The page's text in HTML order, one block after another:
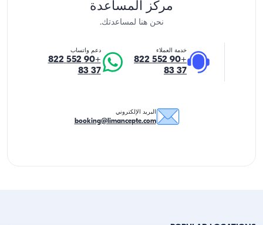
مركز المساعدة
نحن هنا لمساعدتك.
خدمة العملاء
+90 552 822
37 83
دعم واتساب
+90 552 822
37 83
البريد الإلكتروني
booking@limancepte.com